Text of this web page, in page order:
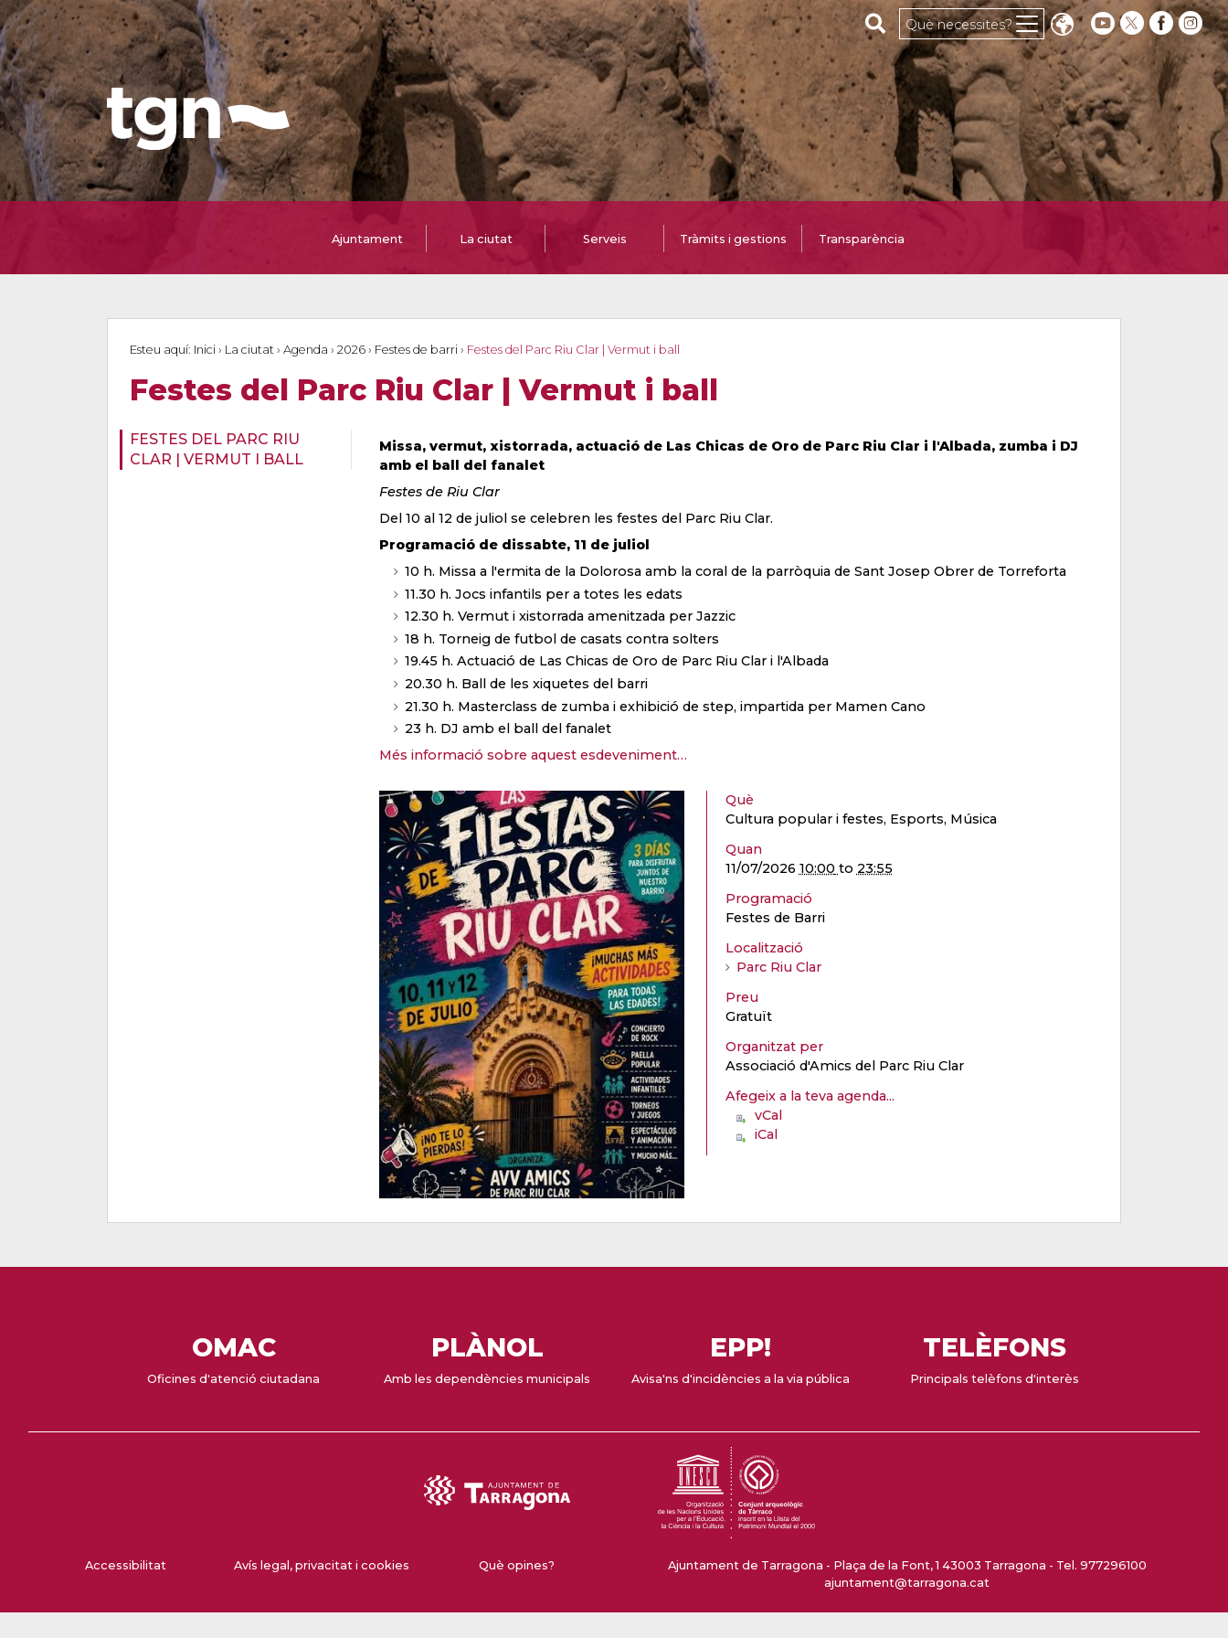
Cerca al web
Què necessites?
Ajuntament La ciutat Serveis Tràmits i gestions Transparència
Esteu aquí: Inici › La ciutat › Agenda › 2026 › Festes de barri › Festes del Parc Riu Clar | Vermut i ball
Festes del Parc Riu Clar | Vermut i ball
FESTES DEL PARC RIU
CLAR | VERMUT I BALL
Missa, vermut, xistorrada, actuació de Las Chicas de Oro de Parc Riu Clar i l'Albada, zumba i DJ
amb el ball del fanalet
Festes de Riu Clar
Del 10 al 12 de juliol se celebren les festes del Parc Riu Clar.
Programació de dissabte, 11 de juliol
10 h. Missa a l'ermita de la Dolorosa amb la coral de la parròquia de Sant Josep Obrer de Torreforta
11.30 h. Jocs infantils per a totes les edats
12.30 h. Vermut i xistorrada amenitzada per Jazzic
18 h. Torneig de futbol de casats contra solters
19.45 h. Actuació de Las Chicas de Oro de Parc Riu Clar i l'Albada
20.30 h. Ball de les xiquetes del barri
21.30 h. Masterclass de zumba i exhibició de step, impartida per Mamen Cano
23 h. DJ amb el ball del fanalet
Més informació sobre aquest esdeveniment…
Què
Cultura popular i festes, Esports, Música
Quan
11/07/2026 10:00 to 23:55
Programació
Festes de Barri
Localització
Parc Riu Clar
Preu
Gratuït
Organitzat per
Associació d'Amics del Parc Riu Clar
Afegeix a la teva agenda...
vCal
iCal
OMAC
Oficines d'atenció ciutadana
PLÀNOL
Amb les dependències municipals
EPP!
Avisa'ns d'incidències a la via pública
TELÈFONS
Principals telèfons d'interès
Accessibilitat Avís legal, privacitat i cookies Què opines?
Ajuntament de Tarragona - Plaça de la Font, 1 43003 Tarragona - Tel. 977296100
ajuntament@tarragona.cat